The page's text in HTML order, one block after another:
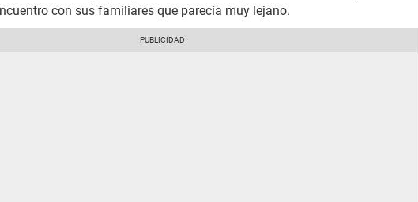
con sus familiares que parecía muy lejano.